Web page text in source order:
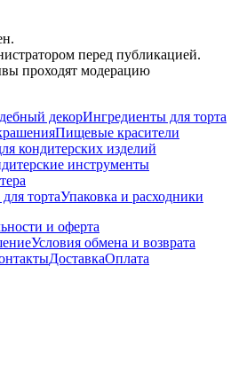
перед публикацией.
проходят модерацию
декорИнгредиенты для торта
Пищевые красители
кондитерских изделий
инструменты
тортаУпаковка и расходники
и оферта
Условия обмена и возврата
ДоставкаОплата